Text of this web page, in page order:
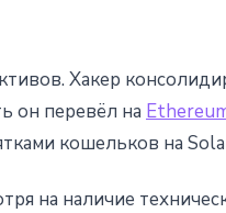
Хакер
он перевёл на
кошельков на
на наличие